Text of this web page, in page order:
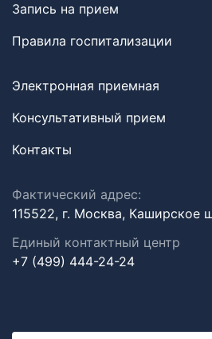
Запись на прием
Правила госпитализации
Электронная приемная
Консультативный прием
Контакты
Фактический адрес:
115522, г. Москва, Каширское
Единый контактный центр
+7 (499) 444-24-24